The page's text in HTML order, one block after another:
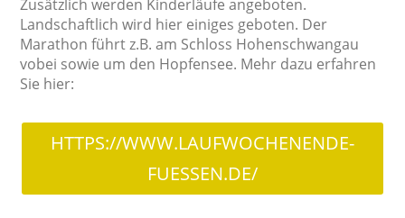
Zusätzlich werden Kinderläufe angeboten.
Landschaftlich wird hier einiges geboten. Der
Marathon führt z.B. am Schloss Hohenschwangau
vobei sowie um den Hopfensee. Mehr dazu erfahren
Sie hier:
HTTPS://WWW.LAUFWOCHENENDE-
FUESSEN.DE/